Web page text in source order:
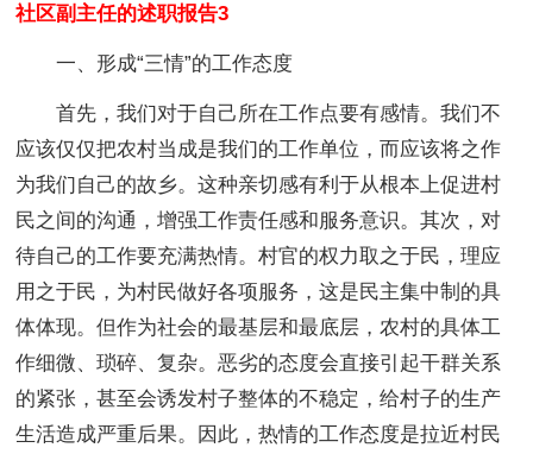
社区副主任的述职报告3
一、形成“三情”的工作态度
首先，我们对于自己所在工作点要有感情。我们不
应该仅仅把农村当成是我们的工作单位，而应该将之作
为我们自己的故乡。这种亲切感有利于从根本上促进村
民之间的沟通，增强工作责任感和服务意识。其次，对
待自己的工作要充满热情。村官的权力取之于民，理应
用之于民，为村民做好各项服务，这是民主集中制的具
体体现。但作为社会的最基层和最底层，农村的具体工
作细微、琐碎、复杂。恶劣的态度会直接引起干群关系
的紧张，甚至会诱发村子整体的不稳定，给村子的生产
生活造成严重后果。因此，热情的工作态度是拉近村民